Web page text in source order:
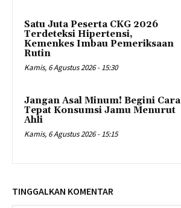
Satu Juta Peserta CKG 2026
Terdeteksi Hipertensi,
Kemenkes Imbau Pemeriksaan
Rutin
Kamis, 6 Agustus 2026 - 15:30
Jangan Asal Minum! Begini Cara
Tepat Konsumsi Jamu Menurut
Ahli
Kamis, 6 Agustus 2026 - 15:15
TINGGALKAN KOMENTAR